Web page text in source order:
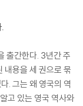
출간한다. 3년간 주
용을 세 권으로 묶
. 그는 왜 영국의 역
고 있는 영국 역사와